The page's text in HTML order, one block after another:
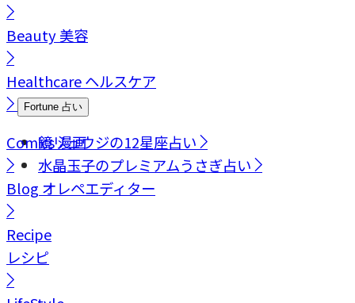
Beauty美容
Healthcareヘルスケア
Fortune 占い
鏡リュウジの12星座占い
水晶玉子のプレミアムうさぎ占い
Comics漫画
Blog オレペエディター
Recipe
レシピ